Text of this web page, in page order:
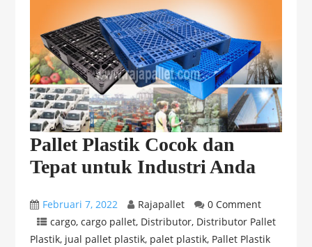
Pallet Plastik Cocok dan
Tepat untuk Industri Anda
Februari 7, 2022 Rajapallet
0 Comment
cargo, cargo pallet, Distributor, Distributor Pallet
Plastik, jual pallet plastik, palet plastik, Pallet Plastik